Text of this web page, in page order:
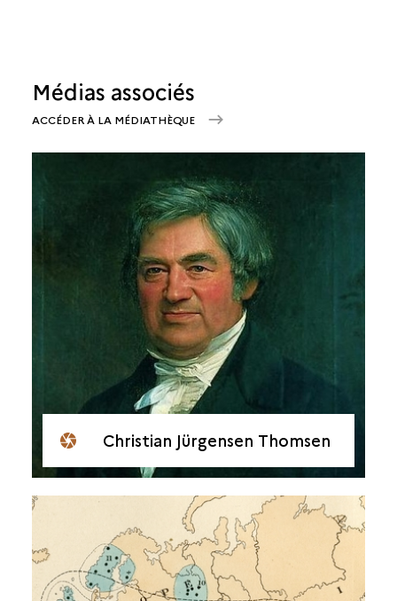
Médias associés
ACCÉDER À LA MÉDIATHÈQUE
Christian Jürgensen Thomsen